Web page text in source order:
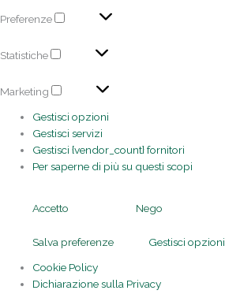
Preferenze
Statistiche
Marketing
Gestisci opzioni
Gestisci servizi
Gestisci {vendor_count} fornitori
Per saperne di più su questi scopi
Accetto Nego
Salva preferenze
Gestisci opzioni
Cookie Policy
Dichiarazione sulla Privacy